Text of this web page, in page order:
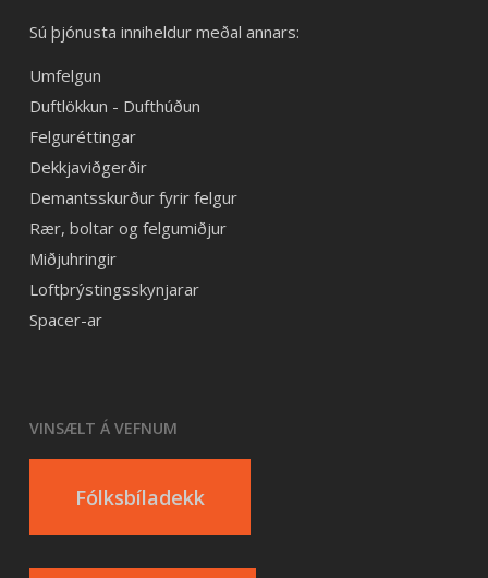
Sú þjónusta inniheldur meðal annars:
Umfelgun
Duftlökkun - Dufthúðun
Felguréttingar
Dekkjaviðgerðir
Demantsskurður fyrir felgur
Rær, boltar og felgumiðjur
Miðjuhringir
Loftþrýstingsskynjarar
Spacer-ar
VINSÆLT Á VEFNUM
Fólksbíladekk